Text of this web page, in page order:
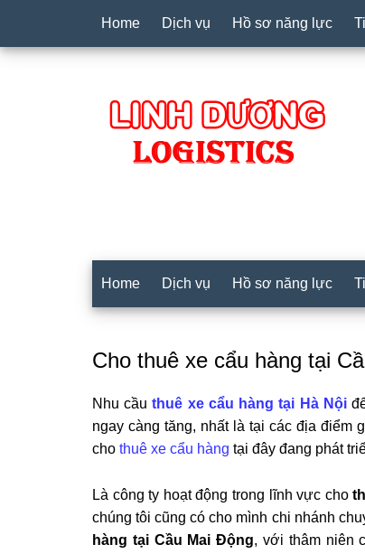
Home Dịch vụ Hồ sơ năng lực
Home Dịch vụ Hồ sơ năng lực
Cho thuê xe cẩu hàng tại
Nhu cầuthuê xe cẩu hàng tại Hà Nội
ngay càng tăng, nhất là tại các địa điểm
cho thuê xe cẩu hàng tại đây đang phát
Là công ty hoạt động trong lĩnh vực cho
chúng tôi cũng có cho mình chi nhánh
hàng tại Cầu Mai Động, với thâm niên